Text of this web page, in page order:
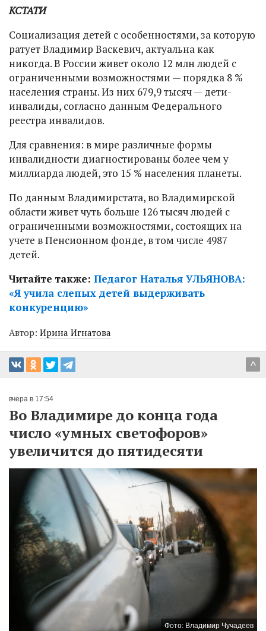
КСТАТИ
Социализация детей с особенностями, за которую
ратует Владимир Васкевич, актуальна как
никогда. В России живет около 12 млн людей с
ограниченными возможностями — порядка 8 %
населения страны. Из них 679,9 тысяч — дети-
инвалиды, согласно данным Федерального
реестра инвалидов.
Для сравнения: в мире различные формы
инвалидности диагностированы более чем у
миллиарда людей, это 15 % населения планеты.
По данным Владимирстата, во Владимирской
области живет чуть больше 126 тысяч людей с
ограниченными возможностями, состоящих на
учете в Пенсионном фонде, в том числе 4987
детей.
Читайте также: Педагог Наталья УЛЬЯНОВА:
«Я учила слепых детей выдерживать
конкуренцию»
Автор: Ирина Игнатова
^
вчера в 17:54
Во Владимире до конца года
число «умных светофоров»
увеличится до пятидесяти
Фото: Владимир Чучадеев